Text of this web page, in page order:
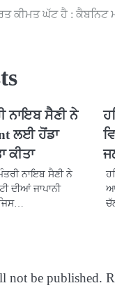
ਕੀਮਤ ਘੱਟ ਹੈ : ਕੈਬਨਿਟ
ਨਾਇਬ ਸੈਣੀ ਨੇ
ਲਈ ਹੋਂਡਾ
ਕੀਤਾ
ਨਾਇਬ ਸੈਣੀ ਨੇ
ਦੀਆਂ ਜਾਪਾਨੀ
not be published.